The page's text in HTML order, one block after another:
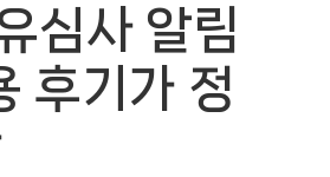
심사 알림
후기가 정